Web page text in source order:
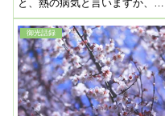
と、熱の病気と言いますか、そ
の苦しみというのが一番多い様
です。ですから熱を取る事で
す。熱の原因を今教えようと思
ってますが、熱はほとんど頸く
びの廻りが十中八、九です。頸
の廻りの次が頭、腰...
御光話録